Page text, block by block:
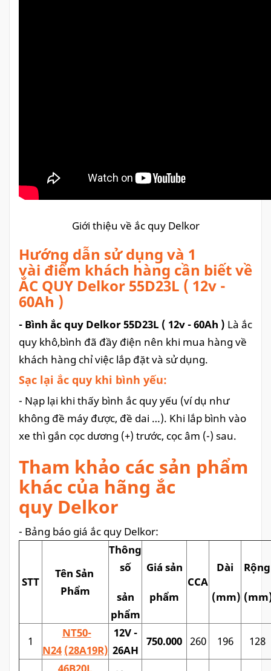
Giới thiệu về ắc quy Delkor
Hướng dẫn sử dụng và 1
vài điểm khách hàng cần biết về
ẮC QUY Delkor 55D23L ( 12v -
60Ah )
- Bình ắc quy Delkor 55D23L ( 12v - 60Ah ) Là ắc
quy khô,bình đã đầy điện nên khi mua hàng về
khách hàng chỉ việc lắp đặt và sử dụng.
Sạc lại ắc quy khi bình yếu:
- Nạp lại khi thấy bình ắc quy yếu (ví dụ như
không đề máy được, đề dai …). Khi lắp bình vào
xe thì gắn cọc dương (+) trước, cọc âm (-) sau.
Tham khảo các sản phẩm
khác của hãng ắc
quy Delkor
- Bảng báo giá ắc quy Delkor:
STT
Tên Sản
Phẩm
Thông
số
sản
phẩm
Giá sản
phẩm
CCA
Dài
(mm)
Rộng
1
NT50-
N24 (28A19R)
12V -
26AH
750.000 260 196
128
46B20L